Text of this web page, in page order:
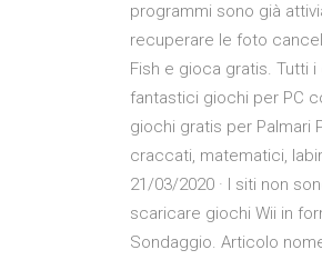
programmi sono già
recuperare le foto
Fish e gioca gratis. Tutti
fantastici giochi per PC
giochi gratis per Palmari
craccati, matematici,
21/03/2020 · I siti non
scaricare giochi Wii in
Sondaggio. Articolo